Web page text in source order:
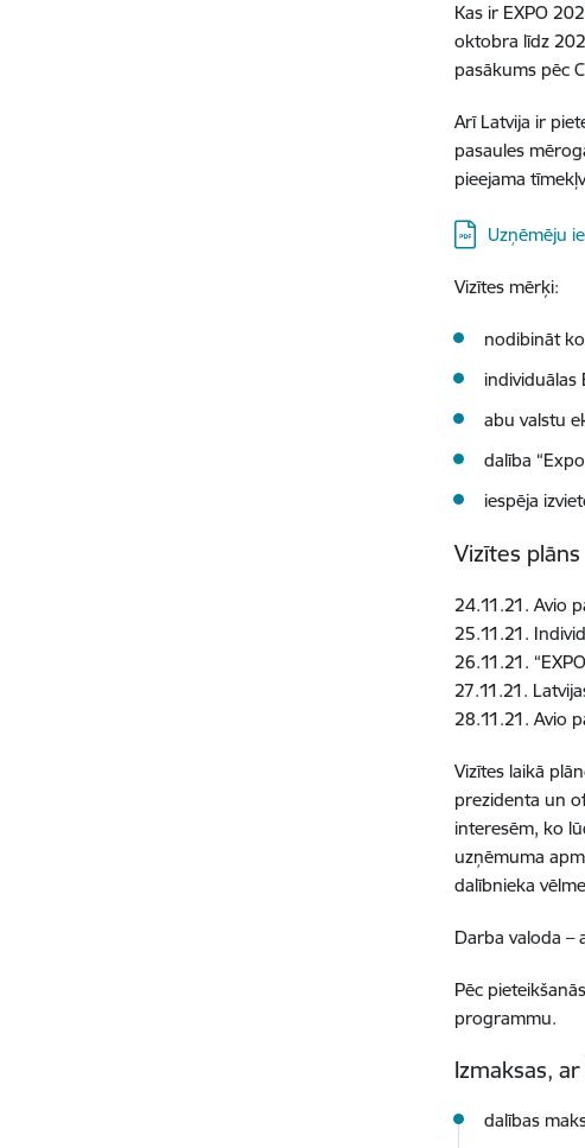
Kas ir EXPO
oktobra līdz
pasākums pēc
Arī Latvija ir
pasaules
pieejama
Lejupielādēt:
Uzņēmēju
Vizītes mērķi:
nodibināt
individuālas
abu valstu
dalība
iespēja
Vizītes plāns
24.11.21. Avio
25.11.21.
26.11.21.
27.11.21.
28.11.21. Avio
Vizītes laikā
prezidenta un
interesēm, ko
uzņēmuma
dalībnieka
Darba valoda –
Pēc
programmu.
Izmaksas,
dalības